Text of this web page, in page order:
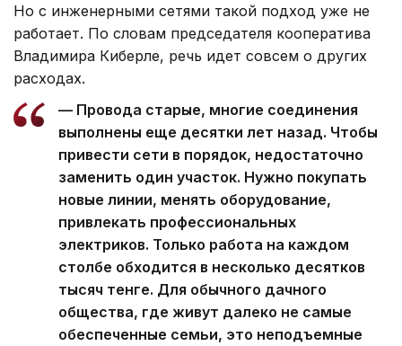
Но с инженерными сетями такой подход уже не
работает. По словам председателя кооператива
Владимира Киберле, речь идет совсем о других
расходах.
— Провода старые, многие соединения
выполнены еще десятки лет назад. Чтобы
привести сети в порядок, недостаточно
заменить один участок. Нужно покупать
новые линии, менять оборудование,
привлекать профессиональных
электриков. Только работа на каждом
столбе обходится в несколько десятков
тысяч тенге. Для обычного дачного
общества, где живут далеко не самые
обеспеченные семьи, это неподъемные